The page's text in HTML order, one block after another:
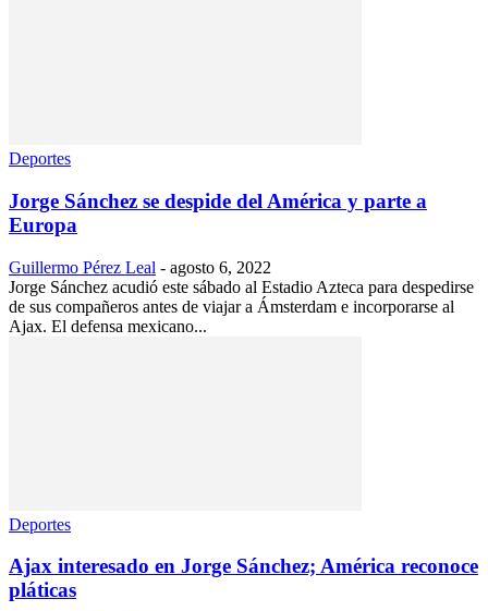
Deportes
Jorge Sánchez se despide del América y parte a
Europa
Guillermo Pérez Leal - agosto 6, 2022
Jorge Sánchez acudió este sábado al Estadio Azteca para despedirse
de sus compañeros antes de viajar a Ámsterdam e incorporarse al
Ajax. El defensa mexicano...
Deportes
Ajax interesado en Jorge Sánchez; América reconoce
pláticas